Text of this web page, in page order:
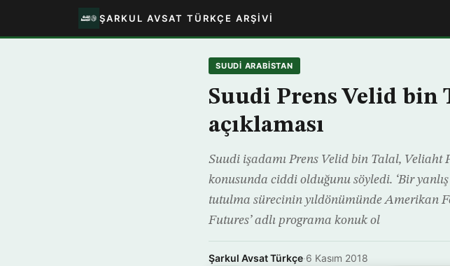
ŞARKUL AVSAT TÜRKÇE ARŞIVI
SUUDI ARABISTAN
Suudi Prens Velid bin
açıklaması
Suudi işadamı Prens Velid bin Talal, Veliaht
konusunda ciddi olduğunu söyledi. ‘Bir
tutulma sürecinin yıldönümünde Amerikan
Futures’ adlı programa konuk ol
Şarkul Avsat Türkçe·6 Kasım 2018